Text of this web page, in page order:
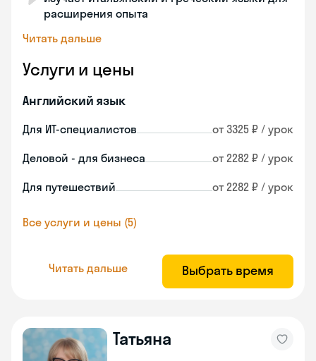
расширения опыта
Читать дальше
Услуги и цены
Английский язык
Для ИТ-специалистов от 3325 ₽ / урок
Деловой - для бизнеса от 2282 ₽ / урок
Для путешествий от 2282 ₽ / урок
Все услуги и цены (5)
Читать дальше Выбрать время
Татьяна